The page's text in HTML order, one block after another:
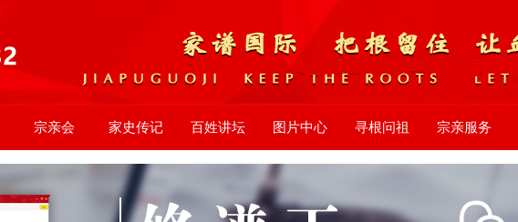
宗亲会 家史传记 百姓讲坛 图片中心 寻根问祖 宗亲服务